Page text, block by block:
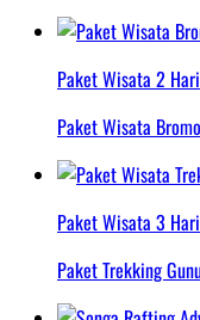
Paket Wisata 2 Hari
Paket Wisata
Paket Wisata 3 Hari
Paket Trekking